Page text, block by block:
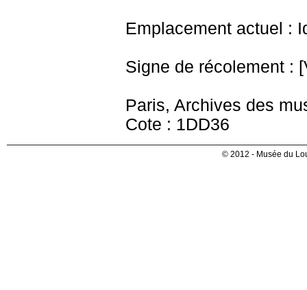
Emplacement actuel :
Signe de récolement :
Paris, Archives des
Cote : 1DD36
© 2012 - Musée du